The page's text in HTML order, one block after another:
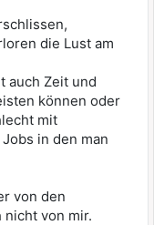
die Lust am
auch Zeit und
können oder
mit
in den man
von den
von mir.